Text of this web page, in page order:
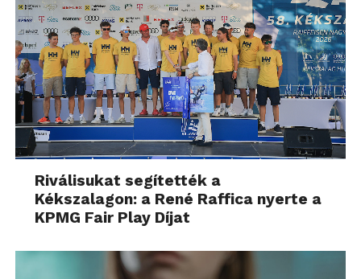
Riválisukat segítették a
Kékszalagon: a René Raffica nyerte a
KPMG Fair Play Díjat